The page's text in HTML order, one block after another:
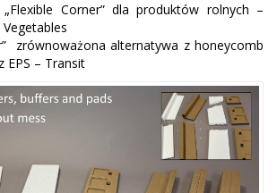
„Flexible Corner” dla produktów rolnych –
zrównoważona alternatywa z honeycomb
EPS – Transit